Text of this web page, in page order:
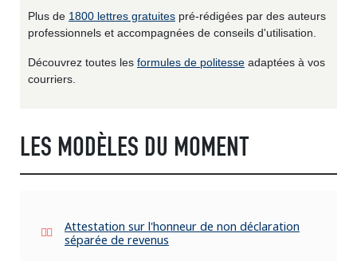
Plus de 1800 lettres gratuites pré-rédigées par des auteurs
professionnels et accompagnées de conseils d'utilisation.
Découvrez toutes les formules de politesse adaptées à vos
courriers.
LES MODÈLES DU MOMENT
Attestation sur l'honneur de non déclaration
séparée de revenus